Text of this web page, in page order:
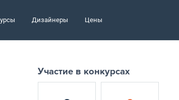
Дизайнеры Цены
Участие в конкурсах